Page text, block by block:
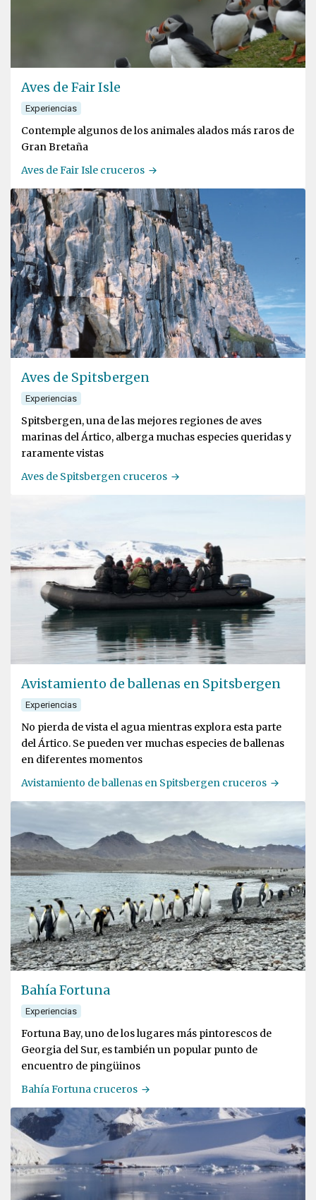
Aves de Fair Isle
Experiencias
Contemple algunos de los animales alados más raros de
Gran Bretaña
Aves de Fair Isle cruceros
Aves de Spitsbergen
Experiencias
Spitsbergen, una de las mejores regiones de aves
marinas del Ártico, alberga muchas especies queridas y
raramente vistas
Aves de Spitsbergen cruceros
Avistamiento de ballenas en Spitsbergen
Experiencias
No pierda de vista el agua mientras explora esta parte
del Ártico. Se pueden ver muchas especies de ballenas
en diferentes momentos
Avistamiento de ballenas en Spitsbergen cruceros
Bahía Fortuna
Experiencias
Fortuna Bay, uno de los lugares más pintorescos de
Georgia del Sur, es también un popular punto de
encuentro de pingüinos
Bahía Fortuna cruceros